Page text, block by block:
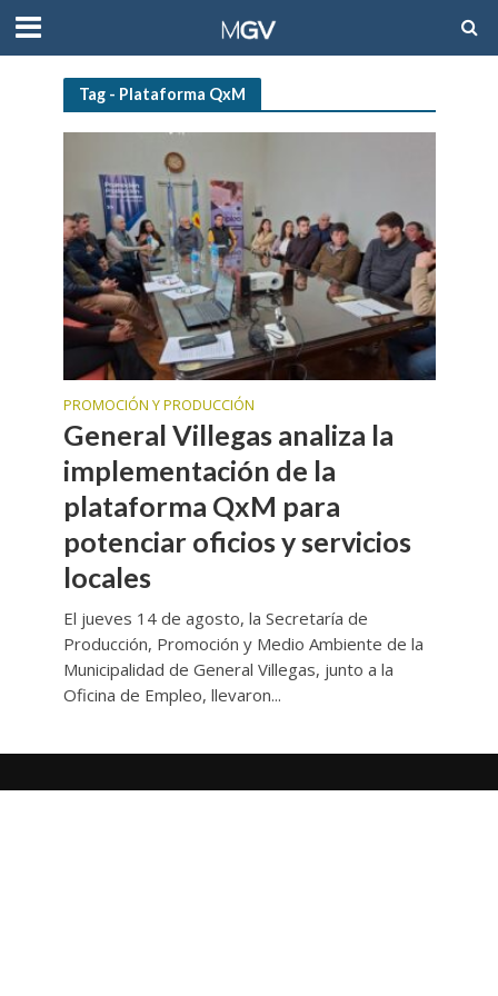
Tag - Plataforma QxM
PROMOCIÓN Y PRODUCCIÓN
General Villegas analiza la
implementación de la
plataforma QxM para
potenciar oficios y servicios
locales
El jueves 14 de agosto, la Secretaría de
Producción, Promoción y Medio Ambiente de la
Municipalidad de General Villegas, junto a la
Oficina de Empleo, llevaron...